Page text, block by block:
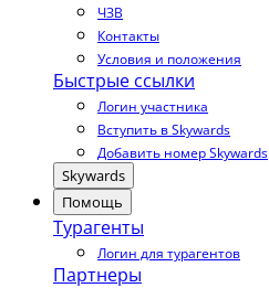
ЧЗВ
Контакты
Условия и положения
Быстрые ссылки
Логин участника
Вступить в Skywards
Добавить номер Skywards
Skywards
Помощь
Турагенты
Логин для турагентов
Партнеры